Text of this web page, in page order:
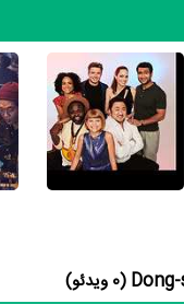
همکاری داشته است. Dong-seok Ma توانست با بازی در
نظیردونا بائه، ،Ji-hee Jin
فیلم Doomsday Book ، سال 1395 در
فیلم قطار به بوسانو
(0 ویدئو)